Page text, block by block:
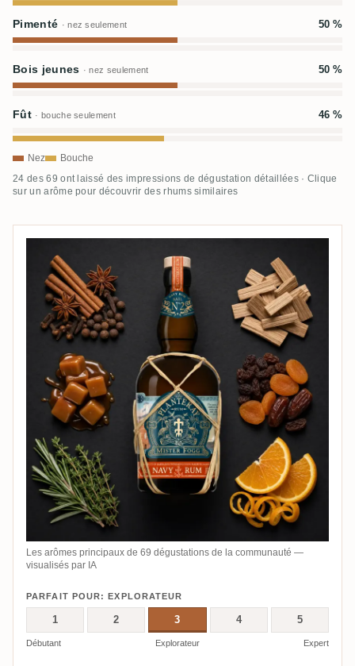
Pimenté · nez seulement 50 %
Bois jeunes · nez seulement 50 %
Fût · bouche seulement 46 %
Nez Bouche
24 des 69 ont laissé des impressions de dégustation détaillées · Clique
sur un arôme pour découvrir des rhums similaires
Les arômes principaux de 69 dégustations de la communauté —
visualisés par IA
PARFAIT POUR: EXPLORATEUR
1 2 3 4 5
Débutant Explorateur Expert